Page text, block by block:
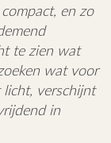
en zo
te zien wat
wat voor
verschijnt
in